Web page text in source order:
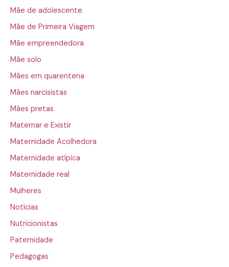
Mãe de adolescente
Mãe de Primeira Viagem
Mãe empreendedora
Mãe solo
Mães em quarentena
Mães narcisistas
Mães pretas
Maternar e Existir
Maternidade Acolhedora
Maternidade atípica
Maternidade real
Mulheres
Notícias
Nutricionistas
Paternidade
Pedagogas